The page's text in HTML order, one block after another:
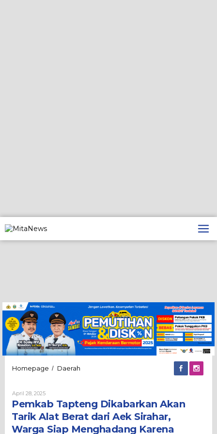
ke
konten
Homepage / Daerah
Tarik
Berat
dari
April 28, 2025Oleh
Admin
Pemkab Tapteng Dikabarkan Akan
Tarik Alat Berat dari Aek Sirahar,
Warga Siap Menghadang Karena